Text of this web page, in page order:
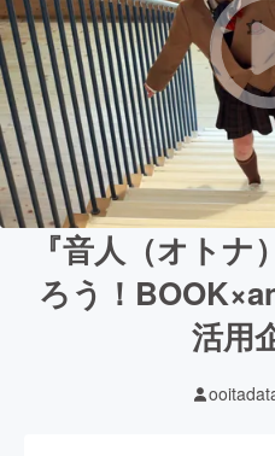
『音人（オト
ろう！
活用